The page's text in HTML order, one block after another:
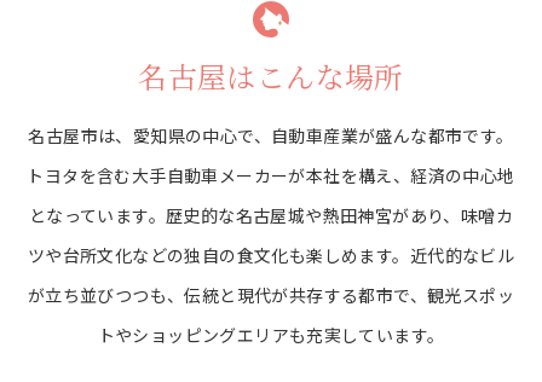
名古屋はこんな場所
名古屋市は、愛知県の中心で、自動車産業が盛んな都市です。
トヨタを含む大手自動車メーカーが本社を構え、経済の中心地
となっています。 歴史的な名古屋城や熱田神宮があり、味噌カ
ツや台所文化などの独自の食文化も楽しめます。 近代的なビル
が立ち並びつつも、伝統と現代が共存する都市で、観光スポッ
トやショッピングエリアも充実しています。